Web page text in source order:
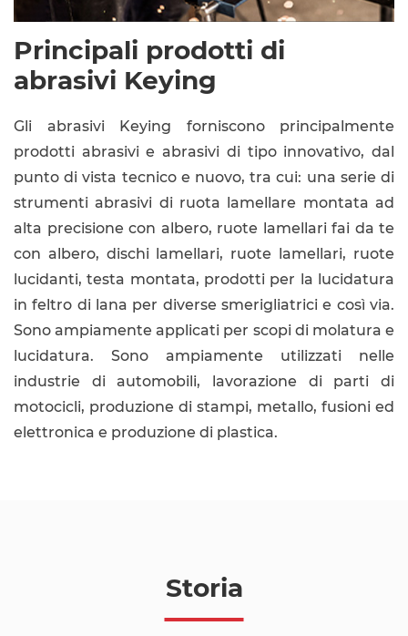
Principali prodotti di
abrasivi Keying
Gli abrasivi Keying forniscono principalmente
prodotti abrasivi e abrasivi di tipo innovativo, dal
punto di vista tecnico e nuovo, tra cui: una serie di
strumenti abrasivi di ruota lamellare montata ad
alta precisione con albero, ruote lamellari fai da te
con albero, dischi lamellari, ruote lamellari, ruote
lucidanti, testa montata, prodotti per la lucidatura
in feltro di lana per diverse smerigliatrici e così via.
Sono ampiamente applicati per scopi di molatura e
lucidatura. Sono ampiamente utilizzati nelle
industrie di automobili, lavorazione di parti di
motocicli, produzione di stampi, metallo, fusioni ed
elettronica e produzione di plastica.
Storia